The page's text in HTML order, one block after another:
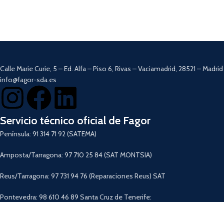
autonomía.
Doble filtro HEPA.
Descargar Manual
Calle Marie Curie, 5 – Ed. Alfa – Piso 6, Rivas – Vaciamadrid, 28521 – Madrid
info@fagor-sda.es
Servicio técnico oficial de Fagor
Península: 91 314 71 92 (SATEMA)
Amposta/Tarragona: 97 710 25 84 (SAT MONTSIA)
Reus/Tarragona: 97 731 94 76 (Reparaciones Reus) SAT
Pontevedra: 98 610 46 89 Santa Cruz de Tenerife: